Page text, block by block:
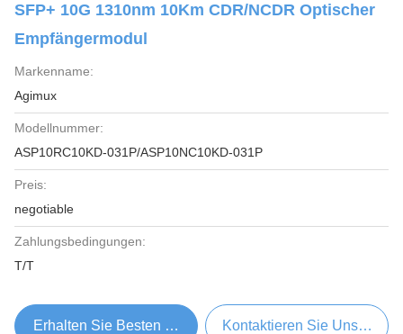
SFP+ 10G 1310nm 10Km CDR/NCDR Optischer
Empfängermodul
Markenname:
Agimux
Modellnummer:
ASP10RC10KD-031P/ASP10NC10KD-031P
Preis:
negotiable
Zahlungsbedingungen:
T/T
Erhalten Sie Besten Preis Kontaktieren Sie Uns Jetzt